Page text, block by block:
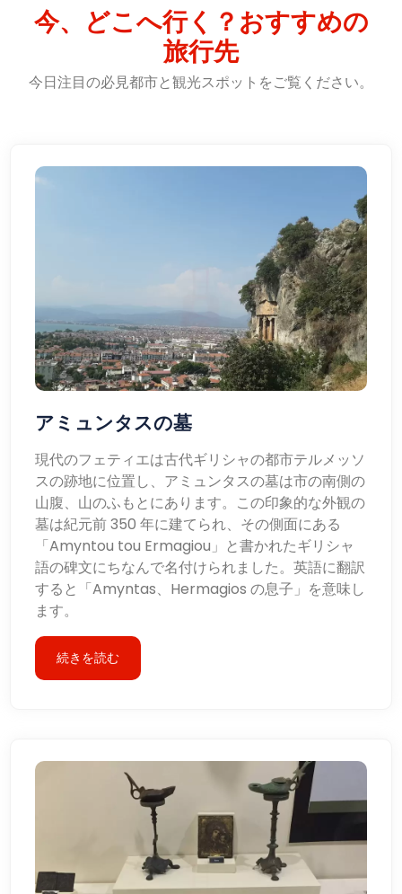
今、どこへ行く？おすすめの
旅行先
今日注目の必見都市と観光スポットをご覧ください。
アミュンタスの墓
現代のフェティエは古代ギリシャの都市テルメッソ
スの跡地に位置し、アミュンタスの墓は市の南側の
山腹、山のふもとにあります。この印象的な外観の
墓は紀元前 350 年に建てられ、その側面にある
「Amyntou tou Ermagiou」と書かれたギリシャ
語の碑文にちなんで名付けられました。英語に翻訳
すると「Amyntas、Hermagios の息子」を意味し
ます。
続きを読む